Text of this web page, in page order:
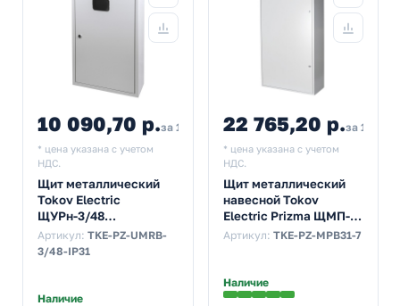
10 090,70 р.за 1 шт
* цена указана с учетом
НДС.
Щит металлический
Tokov Electric
ЩУРн-3/48
630х400х160 на 3-ф
счетчик и 48м
Артикул: TKE-PZ-UMRB-
3/48-IP31
Наличие
22 765,20 р.за 1 шт
* цена указана с учетом
НДС.
Щит металлический
навесной Tokov
Electric Prizma ЩМП-7
1320х750х300 с
Артикул: TKE-PZ-MPB31-7
Наличие